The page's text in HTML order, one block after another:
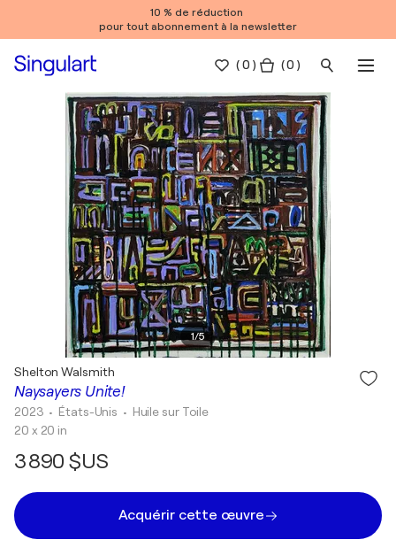
10 % de réduction
pour tout abonnement à la newsletter
(0 ) ( 0 )
1/5
Naysayers Unite!
Shelton Walsmith
2023 • États-Unis • Huile sur Toile
20 x 20 in
3 890 $US
Acquérir cette œuvre